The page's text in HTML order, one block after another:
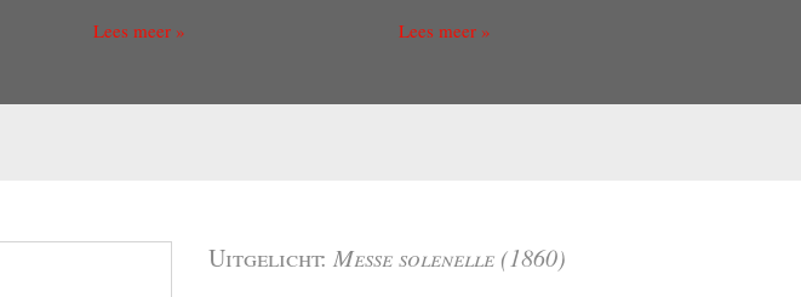
Lees meer » Lees meer »
Uitgelicht: Messe solenelle (1860)